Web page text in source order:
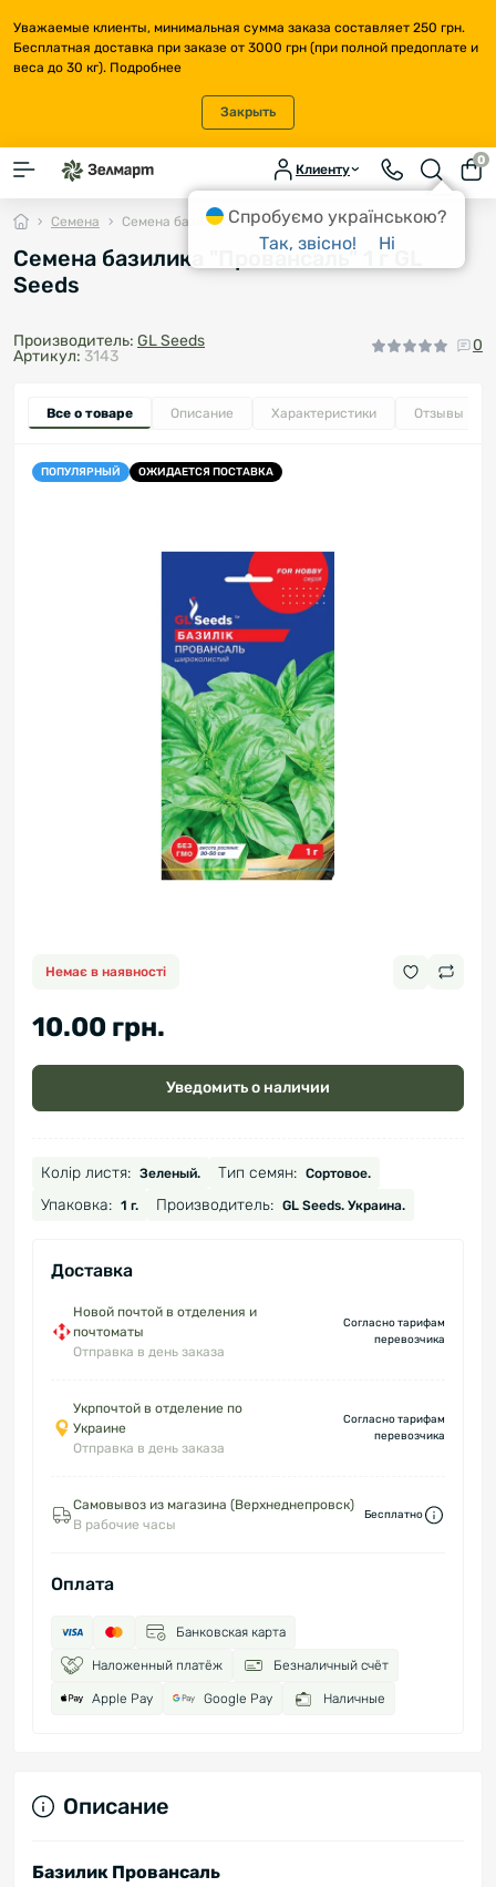
Уважаемые клиенты, минимальная сумма заказа составляет 250 грн.
Бесплатная доставка при заказе от 3000 грн (при полной предоплате и
веса до 30 кг). Подробнее
Закрыть
Клиенту
0
Семена Семена базилика "Провансаль" 1 г GL Seeds
Семена базилика "Провансаль" 1 г GL
Seeds
Производитель: GL Seeds
Артикул: 3143
0
Все о товаре Описание Характеристики Отзывы
ПОПУЛЯРНЫЙ ОЖИДАЕТСЯ ПОСТАВКА
Немає в наявності
10.00 грн.
Уведомить о наличии
Колір листя: Зеленый. Тип семян: Сортовое.
Упаковка: 1 г. Производитель: GL Seeds. Украина.
Доставка
Новой почтой в отделения и
почтоматы
Отправка в день заказа
Согласно тарифам
перевозчика
Укрпочтой в отделение по
Украине
Отправка в день заказа
Согласно тарифам
перевозчика
Самовывоз из магазина (Верхнеднепровск)
В рабочие часы
Бесплатно
Оплата
Банковская карта
Наложенный платёж Безналичный счёт
Apple Pay Google Pay Наличные
Описание
Базилик Провансаль
Спробуємо українською?
Так, звісно!
Ні